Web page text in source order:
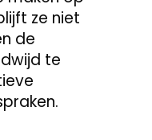
ze niet
de
te